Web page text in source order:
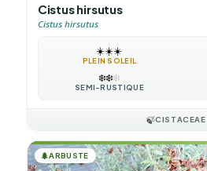
Cistus hirsutus
Cistus hirsutus
☀️☀️☀️
PLEIN SOLEIL
❄️❄️❄️
SEMI-RUSTIQUE
🍃CISTACEAE
🌲ARBUSTE